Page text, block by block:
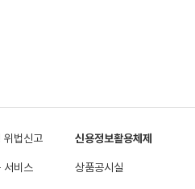
위법신고 신용정보활용체제
서비스 상품공시실